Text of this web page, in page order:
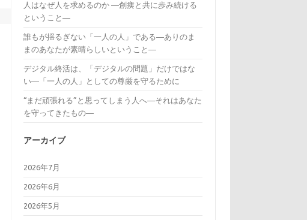
人はなぜ人を求めるのか ―創痍と共に歩み続ける
ということ―
誰もが揺るぎない「一人の人」である―ありのま
まのあなたが素晴らしいということ―
デジタル終活は、「デジタルの問題」だけではな
い―「一人の人」としての尊厳を守るために
“まだ頑張れる”と思ってしまう人へ―それはあなた
を守ってきたもの―
アーカイブ
2026年7月
2026年6月
2026年5月